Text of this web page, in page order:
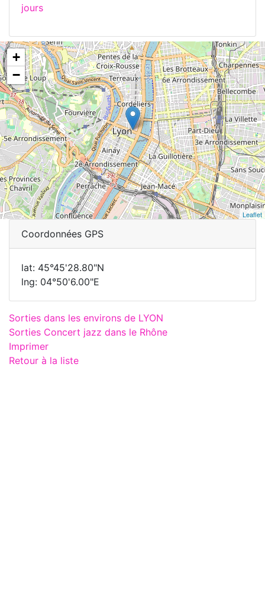
jours
+
−
Leaflet
Coordonnées GPS
lat: 45°45'28.80"N
lng: 04°50'6.00"E
Sorties dans les environs de LYON
Sorties Concert jazz dans le Rhône
Imprimer
Retour à la liste